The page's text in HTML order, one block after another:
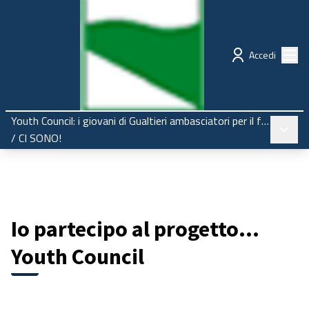
Regione Emilia-Romagna Partecipazione
Accedi
Youth Council: i giovani di Gualtieri ambasciatori per il futuro
/ CI SONO!
Io partecipo al progetto...
Youth Council